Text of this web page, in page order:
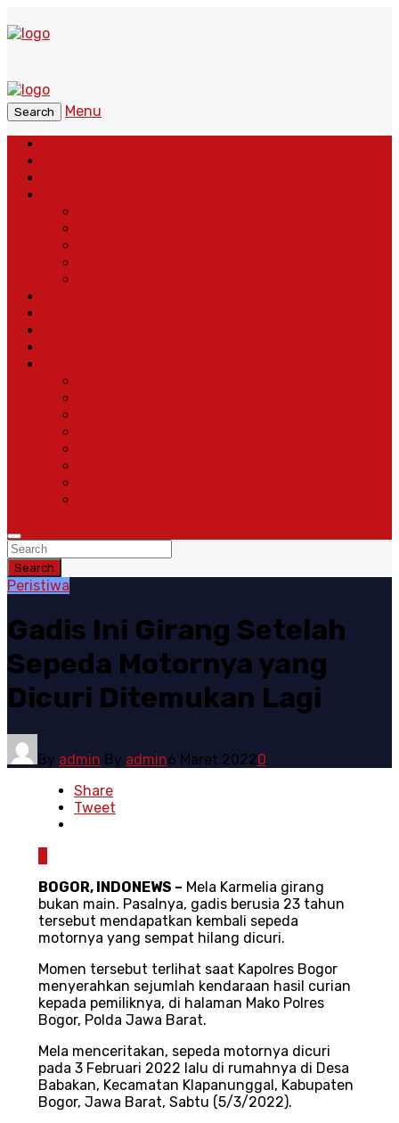
Search
Menu
Search
Peristiwa
Gadis Ini Girang Setelah
Sepeda Motornya yang
Dicuri Ditemukan Lagi
By admin By admin6 Maret 20220
Share
Tweet
BOGOR, INDONEWS – Mela Karmelia girang
bukan main. Pasalnya, gadis berusia 23 tahun
tersebut mendapatkan kembali sepeda
motornya yang sempat hilang dicuri.
Momen tersebut terlihat saat Kapolres Bogor
menyerahkan sejumlah kendaraan hasil curian
kepada pemiliknya, di halaman Mako Polres
Bogor, Polda Jawa Barat.
Mela menceritakan, sepeda motornya dicuri
pada 3 Februari 2022 lalu di rumahnya di Desa
Babakan, Kecamatan Klapanunggal, Kabupaten
Bogor, Jawa Barat, Sabtu (5/3/2022).